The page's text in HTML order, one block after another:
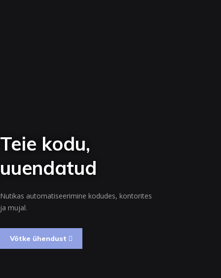
Teie kodu,
uuendatud
Nutikas automatiseerimine kodudes, kontorites
ja mujal.
Võtke ühendust